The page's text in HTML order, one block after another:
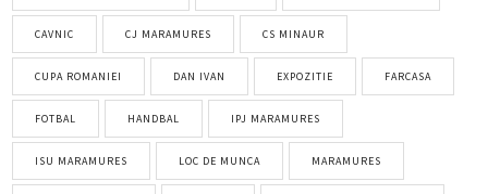
CAVNIC CJ MARAMURES CS MINAUR
CUPA ROMANIEI DAN IVAN EXPOZITIE FARCASA
FOTBAL HANDBAL IPJ MARAMURES
ISU MARAMURES LOC DE MUNCA MARAMURES